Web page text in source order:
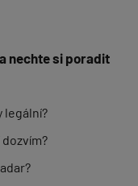
nechte si poradit
legální?